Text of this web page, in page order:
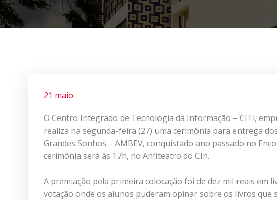
21 maio
O Centro Integrado de Tecnologia da Informação – CITi,
realiza na segunda-feira (27) uma cerimônia para entrega
Grandes Sonhos – AMBEV, conquistado ano passado no
cerimônia será às 17h, no Anfiteatro do CIn.
A premiação pela primeira colocação foi de dez mil reais em
votação onde os alunos puderam opinar sobre os livros que